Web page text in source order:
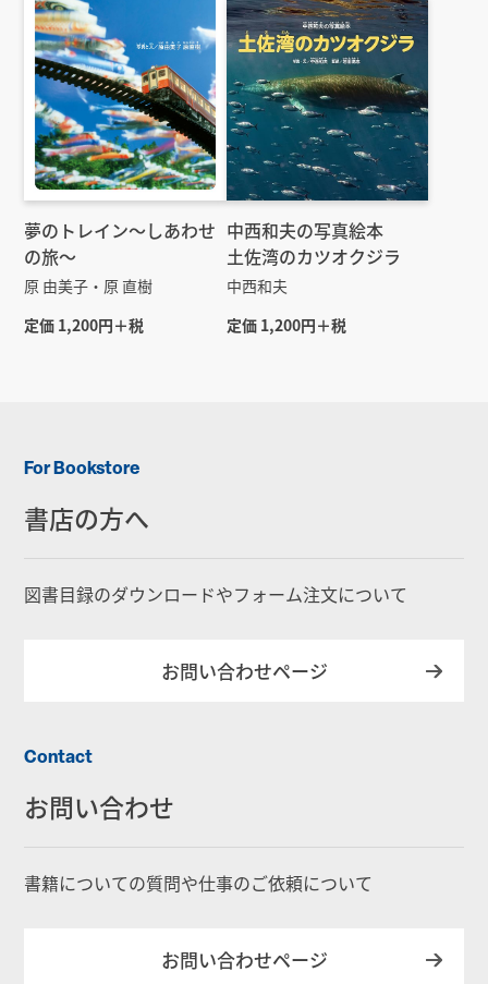
夢のトレイン～しあわせ
の旅～
原 由美子・原 直樹
定価 1,200円＋税
中西和夫の写真絵本
土佐湾のカツオクジラ
中西和夫
定価 1,200円＋税
For Bookstore
書店の方へ
図書目録のダウンロードやフォーム注文について
お問い合わせページ
Contact
お問い合わせ
書籍についての質問や仕事のご依頼について
お問い合わせページ